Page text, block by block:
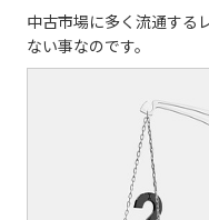
中古市場に多く流通する
ない事なのです。